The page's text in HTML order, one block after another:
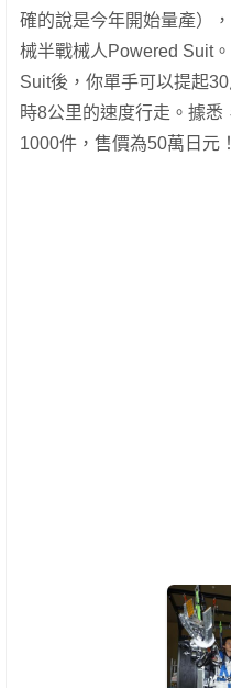
確的說是今年開始量產）
械半戰械人Powered Suit
Suit後，你單手可以提起
時8公里的速度行走。據
1000件，售價為50萬日元！